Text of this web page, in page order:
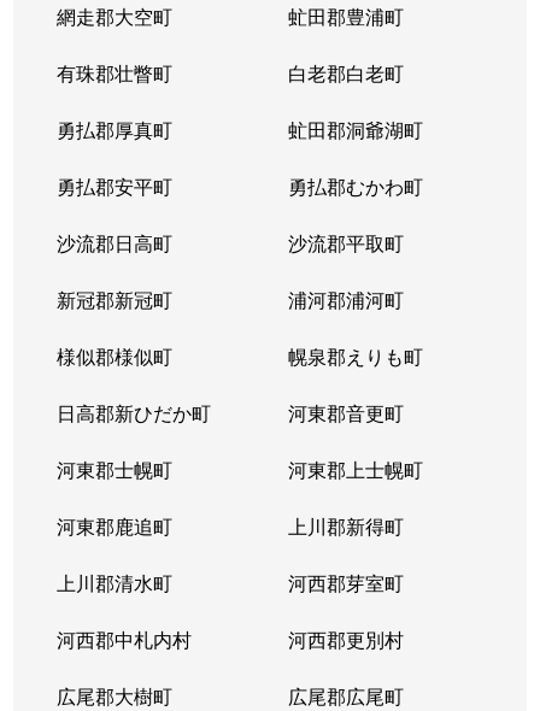
網走郡大空町 虻田郡豊浦町
有珠郡壮瞥町 白老郡白老町
勇払郡厚真町 虻田郡洞爺湖町
勇払郡安平町 勇払郡むかわ町
沙流郡日高町 沙流郡平取町
新冠郡新冠町 浦河郡浦河町
様似郡様似町 幌泉郡えりも町
日高郡新ひだか町 河東郡音更町
河東郡士幌町 河東郡上士幌町
河東郡鹿追町 上川郡新得町
上川郡清水町 河西郡芽室町
河西郡中札内村 河西郡更別村
広尾郡大樹町 広尾郡広尾町